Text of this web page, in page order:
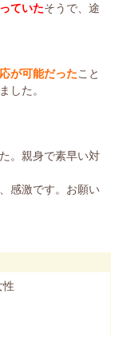
ていたそうで、途
が可能だったこと
した。
。親身で素早い対
感激です。お願い
性